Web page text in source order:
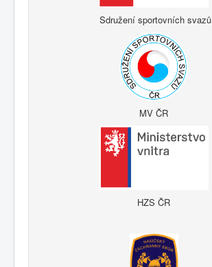
Sdružení sportovních svazů
MV ČR
HZS ČR